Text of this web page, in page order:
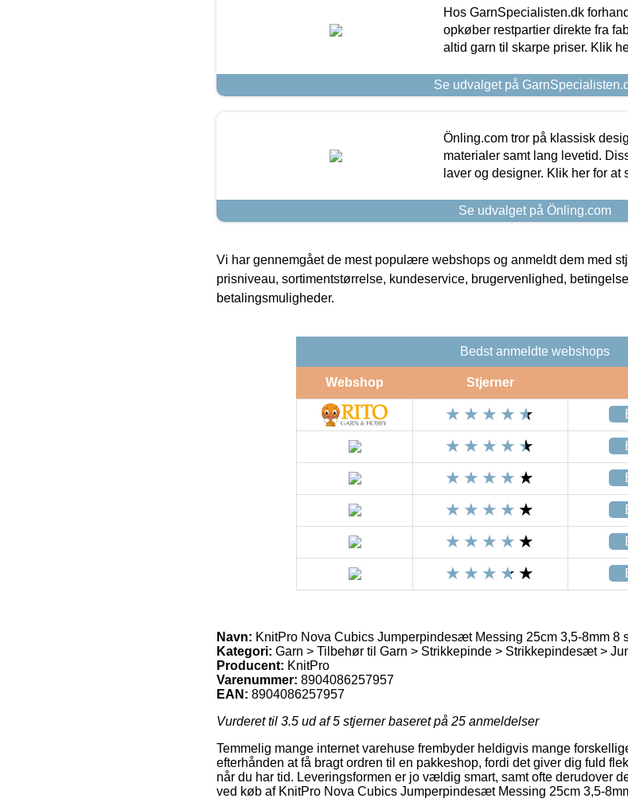
Hos GarnSpecialisten.dk
opkøber restpartier direkte fra
altid garn til skarpe priser. Klik
Se udvalget på
Önling.com tror på klassisk
materialer samt lang levetid.
laver og designer. Klik her for at
Se udvalget på Önling.com
Vi har gennemgået de mest populære webshops og anmeldt dem med
prisniveau, sortimentstørrelse, kundeservice, brugervenlighed,
betalingsmuligheder.
Bedst anmeldte webshops
Webshop Stjerner
Navn: KnitPro Nova Cubics Jumperpindesæt Messing 25cm 3,5-8mm 8
Kategori: Garn > Tilbehør til Garn > Strikkepinde > Strikkepindesæt >
Producent: KnitPro
Varenummer: 8904086257957
EAN: 8904086257957
Vurderet til 3.5 ud af 5 stjerner baseret på 25 anmeldelser
Temmelig mange internet varehuse frembyder heldigvis mange
efterhånden at få bragt ordren til en pakkeshop, fordi det giver dig fuld
når du har tid. Leveringsformen er jo vældig smart, samt ofte derudover
ved køb af KnitPro Nova Cubics Jumperpindesæt Messing 25cm 3,5-